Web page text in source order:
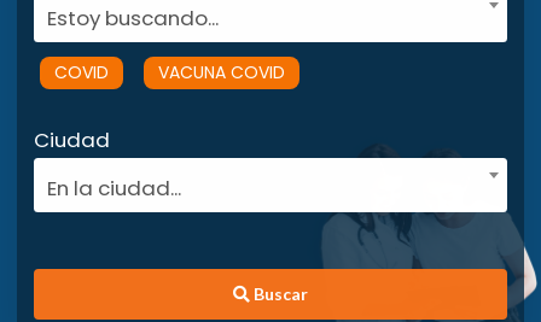
Estoy buscando...
COVID VACUNA COVID
Ciudad
En la ciudad...
Buscar